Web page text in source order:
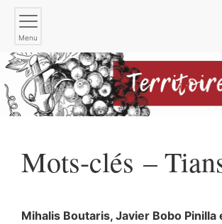
Menu
Mots-clés –
Mihalis Boutaris, Javier Bobo Pinilla